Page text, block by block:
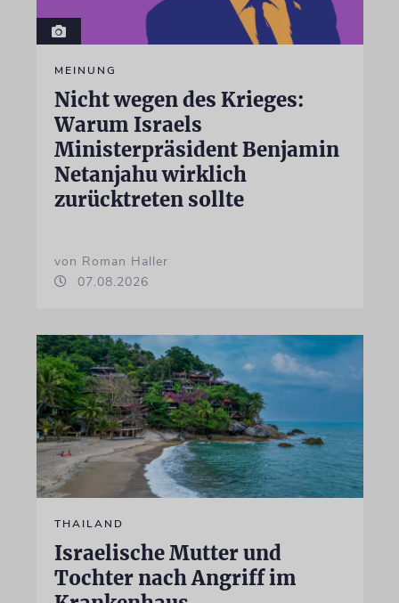
MEINUNG
Nicht wegen des Krieges:
Warum Israels
Ministerpräsident Benjamin
Netanjahu wirklich
zurücktreten sollte
von Roman Haller
07.08.2026
THAILAND
Israelische Mutter und
Tochter nach Angriff im